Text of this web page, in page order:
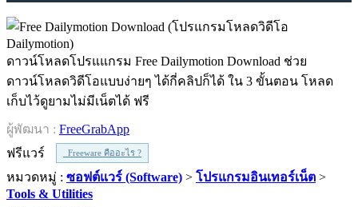
ดาวน์โหลดโปรแแกรม Free Dailymotion Download ช่วย
ดาวน์โหลดวิดีโอแบบง่ายๆ ได้กี่คลิปก็ได้ ใน 3 ขั้นตอน โหลด
เก็บไว้ดูยามไม่มีเน็ตได้ ฟรี
ผู้พัฒนา : FreeGrabApp
ฟรีแวร์
Freeware คืออะไร ?
หมวดหมู่ : ซอฟต์แวร์ (Software) > โปรแกรมอินเทอร์เน็ต >
Tools & Utilities